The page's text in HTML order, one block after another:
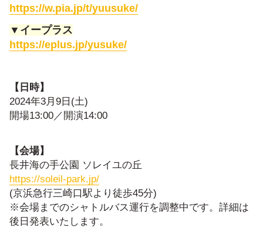
https://w.pia.jp/t/yuusuke/
▼イープラス
https://eplus.jp/yusuke/
【日時】
2024年3月9日(土)
開場13:00／開演14:00
【会場】
⻑井海の⼿公園 ソレイユの丘
​https://soleil-park.jp/
(京浜急行三崎口駅より徒歩45分)
※会場までのシャトルバス運行を調整中です。詳細は
後日発表いたします。